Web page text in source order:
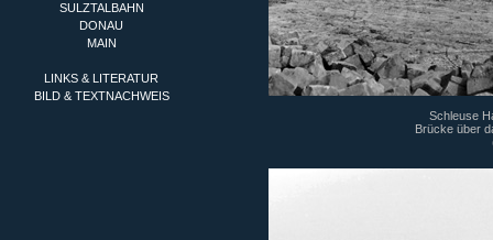
SULZTALBAHN
DONAU
MAIN
LINKS & LITERATUR
BILD & TEXTNACHWEIS
Schleuse
Brücke über